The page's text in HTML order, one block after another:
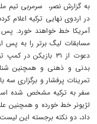
آمریکا خط خواهند خورد. پس
مسابقات لیگ برتر را به پس
دعوت از ۳۱ بازیکن
بدنی و ذهنی و همچنین
سفر به ترکیه مشخص شده
لژیونر خط خورده و همچنین
داد، دو نکته برجسته این